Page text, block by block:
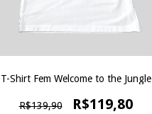
T-Shirt Fem Welcome to the Jungle
R$139,90 R$119,80